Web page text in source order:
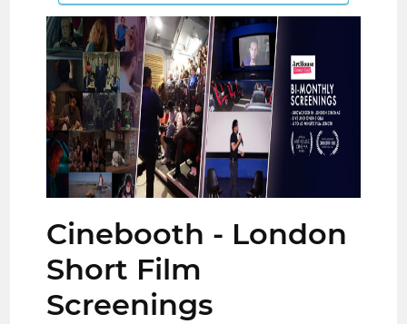
Cinebooth - London
Short Film
Screenings